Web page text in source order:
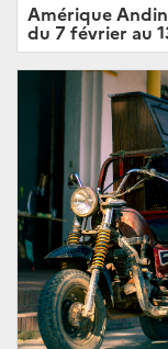
Amérique
du 7 février au